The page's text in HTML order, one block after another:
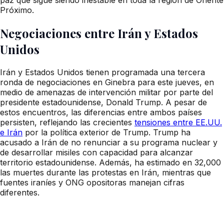
Próximo.
Negociaciones entre Irán y Estados
Unidos
Irán y Estados Unidos tienen programada una tercera
ronda de negociaciones en Ginebra para este jueves, en
medio de amenazas de intervención militar por parte del
presidente estadounidense, Donald Trump. A pesar de
estos encuentros, las diferencias entre ambos países
persisten, reflejando las crecientes tensiones entre EE.UU.
e Irán por la política exterior de Trump. Trump ha
acusado a Irán de no renunciar a su programa nuclear y
de desarrollar misiles con capacidad para alcanzar
territorio estadounidense. Además, ha estimado en 32,000
las muertes durante las protestas en Irán, mientras que
fuentes iraníes y ONG opositoras manejan cifras
diferentes.